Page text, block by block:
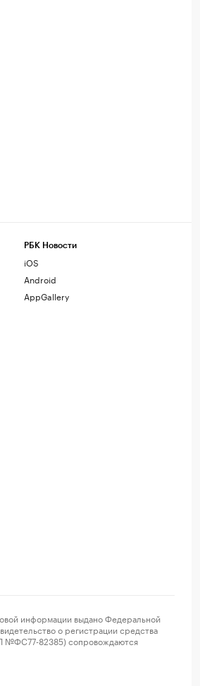
РБК Новости
iOS
Android
AppGallery
информации выдано Федеральной
о регистрации средства
№ФС77-82385) сопровождаются